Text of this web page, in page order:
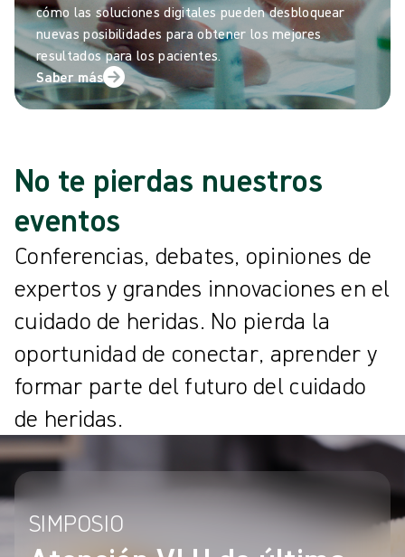
cómo las soluciones digitales pueden desbloquear
nuevas posibilidades para obtener los mejores
resultados para los pacientes.
Saber más
No te pierdas nuestros
eventos
Conferencias, debates, opiniones de
expertos y grandes innovaciones en el
cuidado de heridas. No pierda la
oportunidad de conectar, aprender y
formar parte del futuro del cuidado
de heridas.
SIMPOSIO